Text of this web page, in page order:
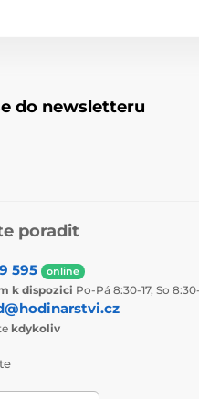
do newsletteru
poradit
595 online
k dispozici Po-Pá 8:30-17, So
kdykoliv